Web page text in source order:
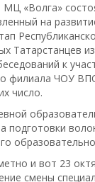
«Волга»
на
Татарстанцев
к
филиала ЧОУ
число.
подготовки
и вот 23
смены